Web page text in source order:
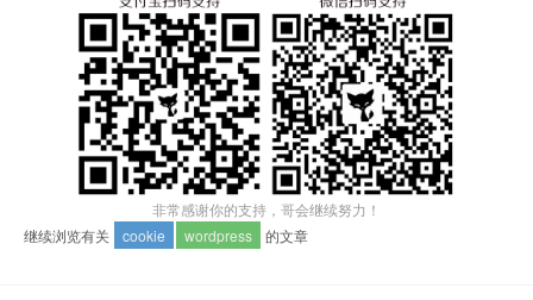
非常感谢你的支持，哥会继续努力！
继续浏览有关
cookie wordpress 的文章